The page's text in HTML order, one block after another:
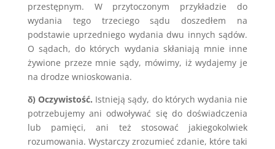
przestępnym. W przytoczonym przykładzie do
wydania tego trzeciego sądu doszedłem na
podstawie uprzedniego wydania dwu innych sądów.
O sądach, do których wydania skłaniają mnie inne
żywione przeze mnie sądy, mówimy, iż wydajemy je
na drodze wnioskowania.
δ) Oczywistość. Istnieją sądy, do których wydania nie
potrzebujemy ani odwoływać się do doświadczenia
lub pamięci, ani też stosować jakiegokolwiek
rozumowania. Wystarczy zrozumieć zdanie, które taki